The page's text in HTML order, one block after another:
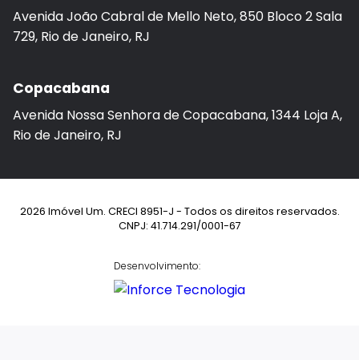
Avenida João Cabral de Mello Neto, 850 Bloco 2 Sala
729, Rio de Janeiro, RJ
Copacabana
Avenida Nossa Senhora de Copacabana, 1344 Loja A,
Rio de Janeiro, RJ
2026 Imóvel Um. CRECI 8951-J - Todos os direitos reservados.
CNPJ: 41.714.291/0001-67
Desenvolvimento: